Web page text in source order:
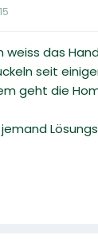
weiss das
seit
geht die